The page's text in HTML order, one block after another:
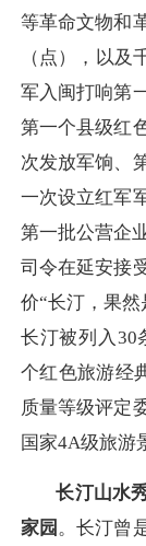
等革命文物和
（点），以及
军入闽打响第
第一个县级红
次发放军饷、
一次设立红军
第一批公营企
司令在延安接
价“长汀，果
长汀被列入30
个红色旅游经
质量等级评定
国家4A级旅游
长汀山水
家园 。长汀曾